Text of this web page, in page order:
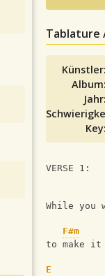
Tablature
Jahr:
Key:
VERSE 1:
While you
F#m
to make
E